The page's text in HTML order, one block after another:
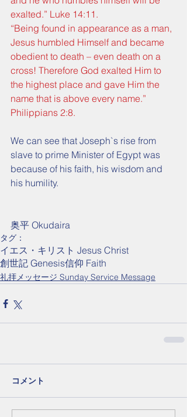
exalted.” Luke 14:11.
“Being found in appearance as a man,
Jesus humbled Himself and became
obedient to death – even death on a
cross! Therefore God exalted Him to
the highest place and gave Him the
name that is above every name.”
Philippians 2:8.
We can see that Joseph`s rise from
slave to prime Minister of Egypt was
because of his faith, his wisdom and
his humility.
奥平 Okudaira
タグ：
イエス・キリスト Jesus Christ
創世記 Genesis信仰 Faith
礼拝メッセージ Sunday Service Message
コメント